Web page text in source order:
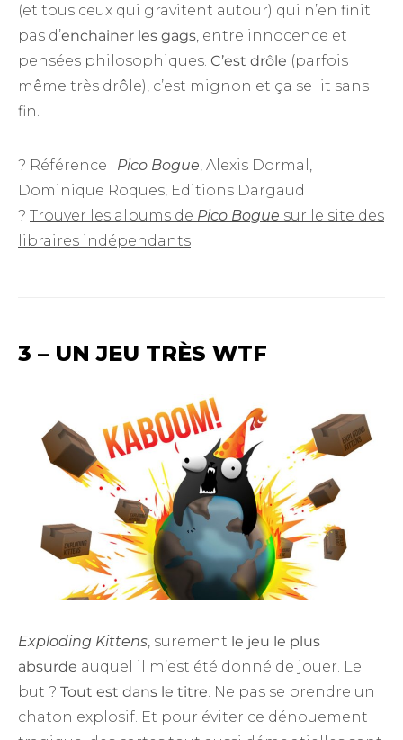
(et tous ceux qui gravitent autour) qui n’en finit
pas d’enchainer les gags, entre innocence et
pensées philosophiques. C’est drôle (parfois
même très drôle), c’est mignon et ça se lit sans
fin.
? Référence : Pico Bogue, Alexis Dormal,
Dominique Roques, Editions Dargaud
? Trouver les albums de Pico Bogue sur le site des
libraires indépendants
3 – UN JEU TRÈS WTF
Exploding Kittens, surement le jeu le plus
absurde auquel il m’est été donné de jouer. Le
but ? Tout est dans le titre. Ne pas se prendre un
chaton explosif. Et pour éviter ce dénouement